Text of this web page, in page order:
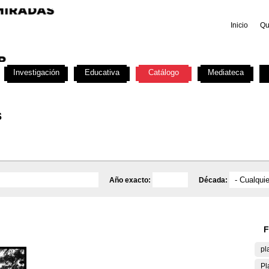
Inicio
Año exacto: Década:
Investigación Educativa Catálogo Mediateca